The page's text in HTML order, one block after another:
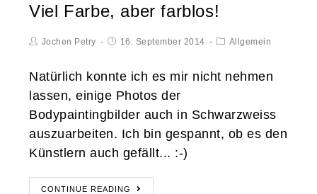
Viel Farbe, aber farblos!
Jochen Petry 16. September 2014 Allgemein
Natürlich konnte ich es mir nicht nehmen
lassen, einige Photos der
Bodypaintingbilder auch in Schwarzweiss
auszuarbeiten. Ich bin gespannt, ob es den
Künstlern auch gefällt... :-)
CONTINUE READING